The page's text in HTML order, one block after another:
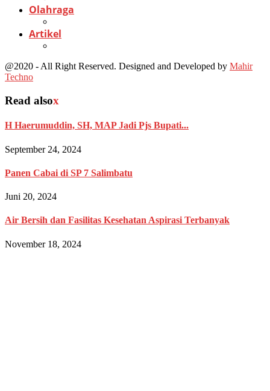
Olahraga
Artikel
@2020 - All Right Reserved. Designed and Developed by Mahir
Techno
Read alsox
H Haerumuddin, SH, MAP Jadi Pjs Bupati...
September 24, 2024
Panen Cabai di SP 7 Salimbatu
Juni 20, 2024
Air Bersih dan Fasilitas Kesehatan Aspirasi Terbanyak
November 18, 2024